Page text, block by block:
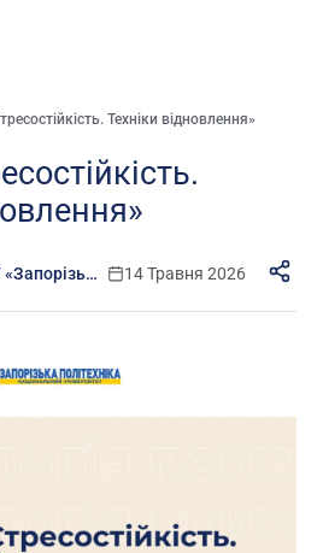
Техніки відновлення»
Іміджевий центр НУ «Запорізька політехніка» 14 Травня 2026